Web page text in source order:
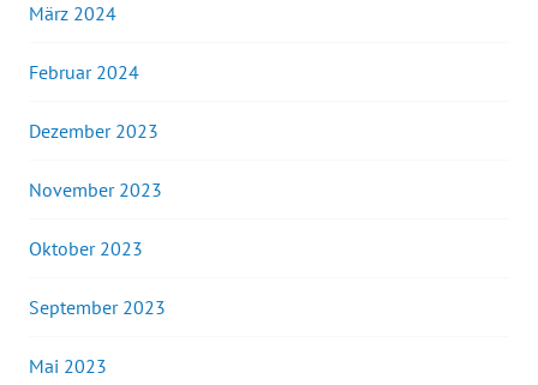
März 2024
Februar 2024
Dezember 2023
November 2023
Oktober 2023
September 2023
Mai 2023